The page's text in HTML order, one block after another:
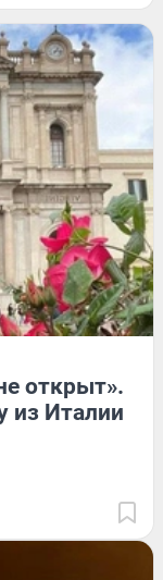
открыт».
из Италии